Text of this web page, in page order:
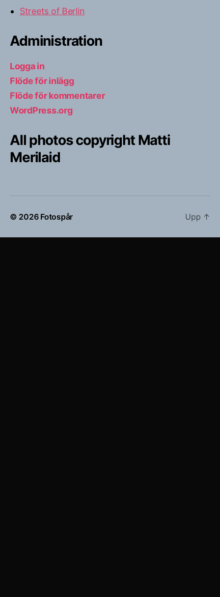
Streets of Berlin
Administration
Logga in
Flöde för inlägg
Flöde för kommentarer
WordPress.org
All photos copyright Matti
Merilaid
© 2026 Fotospår Upp ↑